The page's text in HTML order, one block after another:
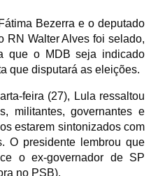
Bezerra e o deputado
RN Walter Alves foi selado,
que o MDB seja indicado
que disputará as eleições.
feira (27), Lula ressaltou
militantes, governantes e
estarem sintonizados com
O presidente lembrou que
o ex-governador de SP
no PSB).